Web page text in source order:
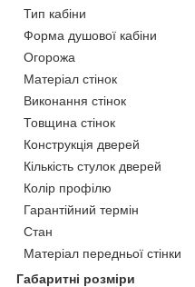
Тип кабіни
Форма душової кабіни
Огорожа
Матеріал стінок
Виконання стінок
Товщина стінок
Конструкція дверей
Кількість стулок дверей
Колір профілю
Гарантійний термін
Стан
Матеріал передньої стінки
Габаритні розміри